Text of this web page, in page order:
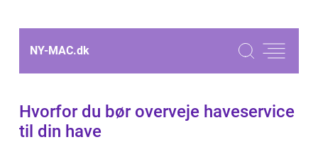
NY-MAC.dk
Hvorfor du bør overveje haveservice
til din have